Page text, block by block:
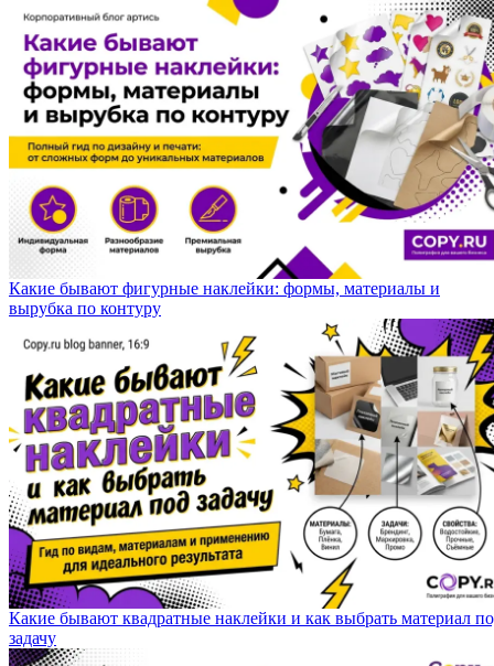
Какие бывают фигурные наклейки: формы, материалы и
вырубка по контуру
Какие бывают квадратные наклейки и как выбрать материал
задачу